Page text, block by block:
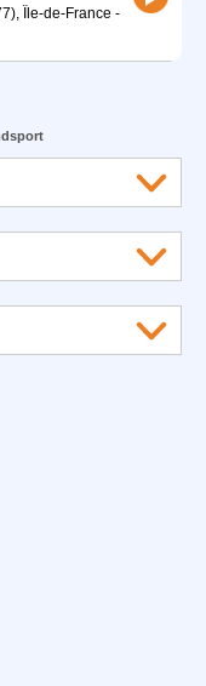
Île-de-France -